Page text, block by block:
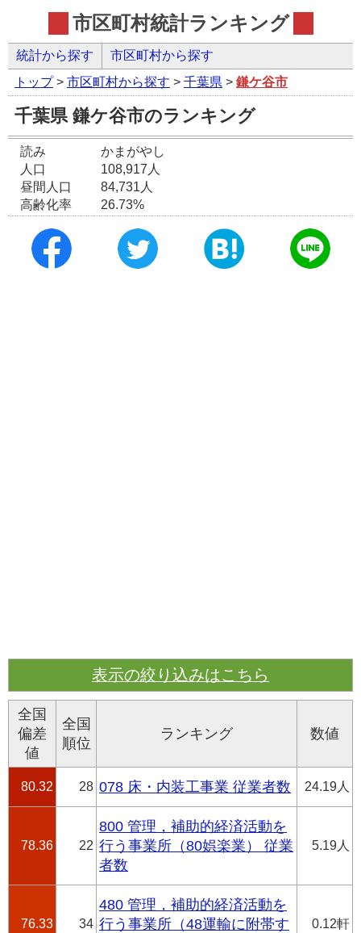
市区町村統計ランキング
統計から探す 市区町村から探す
トップ> 市区町村から探す > 千葉県 > 鎌ケ谷市
千葉県 鎌ケ谷市のランキング
読み
かまがやし
人口
108,917人
昼間人口
84,731人
高齢化率
26.73%
表示の絞り込みはこちら
全国
偏差
値
全国
順位
ランキング 数値
80.32 28 078 床・内装工事業 従業者数 24.19人
78.36 22
800 管理，補助的経済活動を
行う事業所（80娯楽業） 従業
者数
5.19人
76.33 34
480 管理，補助的経済活動を
行う事業所（48運輸に附帯す
0.12軒